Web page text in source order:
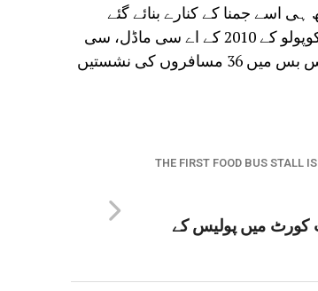
اسے جمنا کے کنارے بنائے گئے
پارکوں میں پارک کرنے کا منصوبہ بنایا گیا ہے۔ محکمہ نے ٹاٹا مارکوپولو کے 2010 کے اے سی ماڈل، سی
این جی لو فلور بسوں کو فوڈ بس اسٹالز میں تبدیل کر دیا ہے۔ اس بس میں 36 مسافروں کی نشستیں
THE FIRST FOOD BUS STALL
کورٹ میں پولیس کے